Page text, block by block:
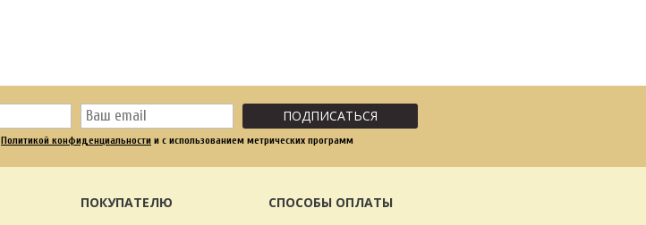
ПОДПИСАТЬСЯ
Политикой конфиденциальности и с использованием метрических программ
ПОКУПАТЕЛЮ СПОСОБЫ ОПЛАТЫ